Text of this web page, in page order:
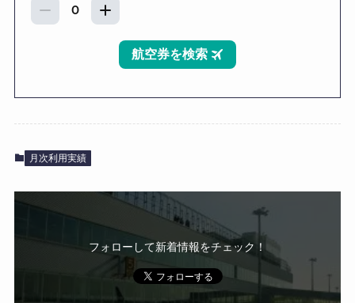
月次利用実績
フォローして新着情報をチェック！